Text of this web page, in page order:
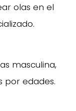
olas en el
masculina,
por edades.